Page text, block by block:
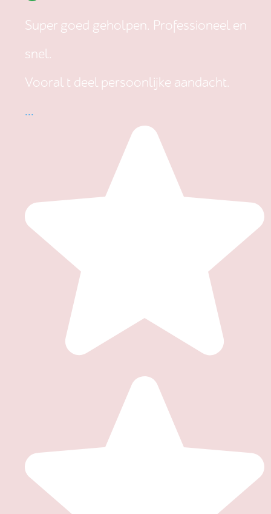
Super goed geholpen. Professioneel en
snel.
Vooral t deel persoonlijke aandacht.
...